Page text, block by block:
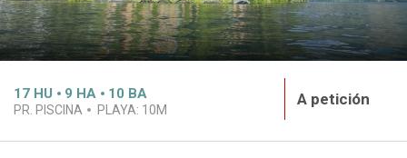
17 HU 9 HA 10 BA
PR. PISCINA PLAYA: 10M
A petición